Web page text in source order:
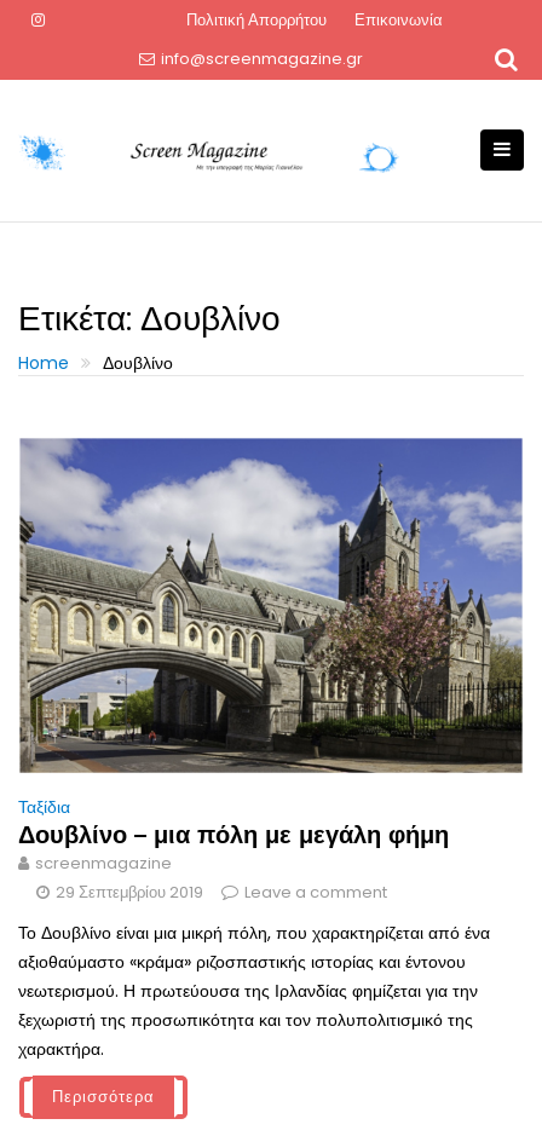
Πολιτική Απορρήτου
Επικοινωνία
info@screenmagazine.gr
Ετικέτα: Δουβλίνο
Home Δουβλίνο
Ταξίδια
Δουβλίνο – μια πόλη με μεγάλη φήμη
screenmagazine
29 Σεπτεμβρίου 2019
Leave a comment
Το Δουβλίνο είναι μια μικρή πόλη, που χαρακτηρίζεται από ένα
αξιοθαύμαστο «κράμα» ριζοσπαστικής ιστορίας και έντονου
νεωτερισμού. Η πρωτεύουσα της Ιρλανδίας φημίζεται για την
ξεχωριστή της προσωπικότητα και τον πολυπολιτισμικό της
χαρακτήρα.
Περισσότερα